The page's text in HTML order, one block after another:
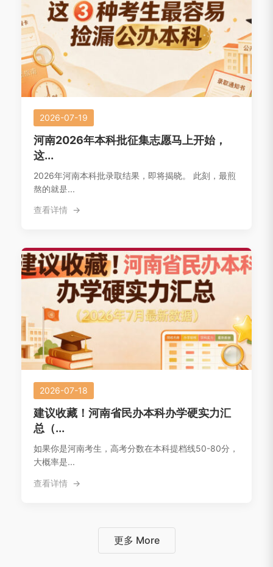
2026-07-19
河南2026年本科批征集志愿马上开始，
这...
2026年河南本科批录取结果，即将揭晓。 此刻，最煎
熬的就是...
查看详情
2026-07-18
建议收藏！河南省民办本科办学硬实力汇
总（...
如果你是河南考生，高考分数在本科提档线50-80分，
大概率是...
查看详情
更多 More